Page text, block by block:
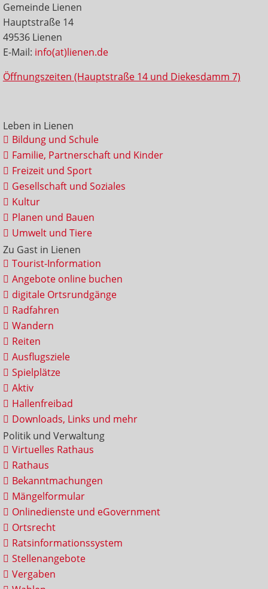
Gemeinde Lienen
Hauptstraße 14
49536 Lienen
E-Mail: info(at)lienen.de
Öffnungszeiten (Hauptstraße 14 und Diekesdamm 7)
Leben in Lienen
Bildung und Schule
Familie, Partnerschaft und Kinder
Freizeit und Sport
Gesellschaft und Soziales
Kultur
Planen und Bauen
Umwelt und Tiere
Zu Gast in Lienen
Tourist-Information
Angebote online buchen
digitale Ortsrundgänge
Radfahren
Wandern
Reiten
Ausflugsziele
Spielplätze
Aktiv
Hallenfreibad
Downloads, Links und mehr
Politik und Verwaltung
Virtuelles Rathaus
Rathaus
Bekanntmachungen
Mängelformular
Onlinedienste und eGovernment
Ortsrecht
Ratsinformationssystem
Stellenangebote
Vergaben